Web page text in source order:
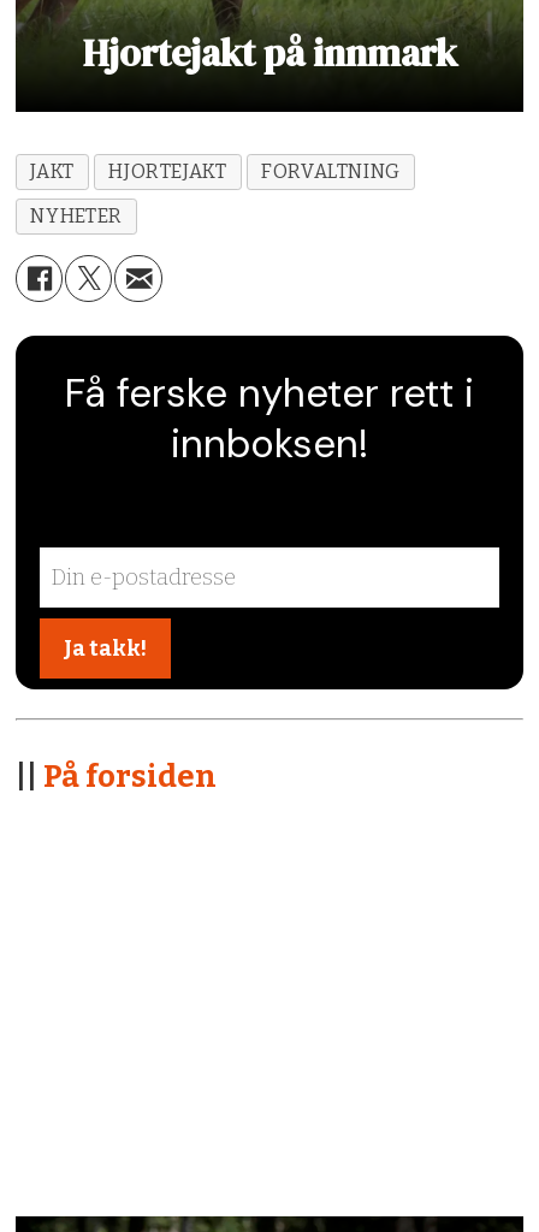
Hjortejakt på innmark
JAKT HJORTEJAKT
FORVALTNING
NYHETER
Få ferske nyheter rett i
innboksen!
På forsiden